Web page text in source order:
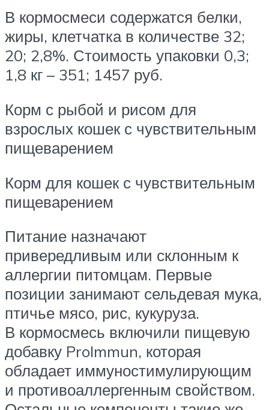
В кормосмеси содержатся белки,
жиры, клетчатка в количестве 32;
20; 2,8%. Стоимость упаковки 0,3;
1,8 кг – 351; 1457 руб.
Корм с рыбой и рисом для
взрослых кошек с чувствительным
пищеварением
Корм для кошек с чувствительным
пищеварением
Питание назначают
привередливым или склонным к
аллергии питомцам. Первые
позиции занимают сельдевая мука,
птичье мясо, рис, кукуруза.
В кормосмесь включили пищевую
добавку ProImmun, которая
обладает иммуностимулирующим
и противоаллергенным свойством.